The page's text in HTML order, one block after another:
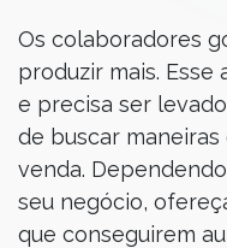
Os colaboradores
produzir mais.
e precisa ser
de buscar
venda.
seu negócio,
que conseguirem